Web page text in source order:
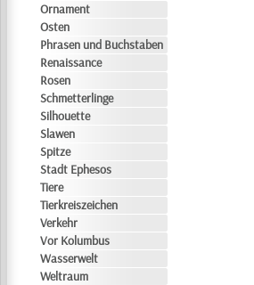
Ornament
Osten
Phrasen und Buchstaben
Renaissance
Rosen
Schmetterlinge
Silhouette
Slawen
Spitze
Stadt Ephesos
Tiere
Tierkreiszeichen
Verkehr
Vor Kolumbus
Wasserwelt
Weltraum